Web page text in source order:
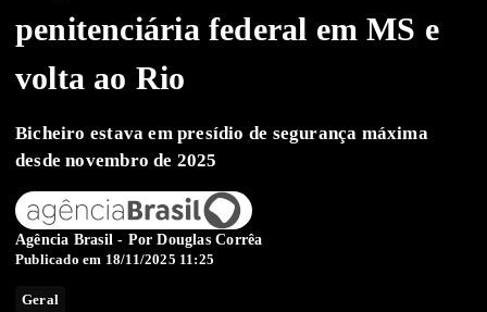
penitenciária federal em MS e
volta ao Rio
Bicheiro estava em presídio de segurança máxima
desde novembro de 2025
Agência Brasil - PorDouglas Corrêa
Publicado em 18/11/2025 11:25
Geral